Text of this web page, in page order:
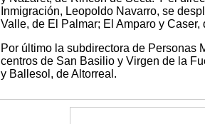
Inmigración, Leopoldo Navarro, se
Valle, de El Palmar; El Amparo y
Por último la subdirectora de Personas
centros de San Basilio y Virgen de la
y Ballesol, de Altorreal.